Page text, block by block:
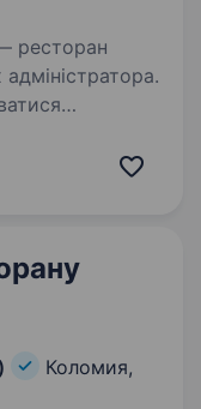
хочеться
Коломия,